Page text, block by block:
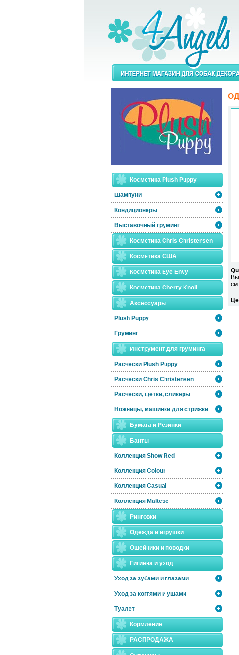
Косметика Plush Puppy
Шампуни
Кондиционеры
Выставочный груминг
Косметика Chris Christensen
Косметика США
Косметика Eye Envy
Косметика Сherry Knoll
Аксессуары
Plush Puppy
Груминг
Инструмент для груминга
Расчески Plush Puppy
Расчески Сhris Christensen
Расчески, щетки, сликеры
Ножницы, машинки для стрижки
Бумага и Резинки
Банты
Коллекция Show Red
Коллекция Colour
Коллекция Casual
Коллекция Maltese
Ринговки
Одежда и игрушки
Ошейники и поводки
Гигиена и уход
Уход за зубами и глазами
Уход за когтями и ушами
Туалет
Кормление
РАСПРОДАЖА